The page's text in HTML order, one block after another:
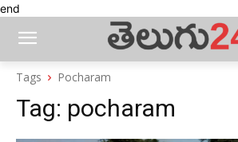
end
Tags Pocharam
Tag: pocharam